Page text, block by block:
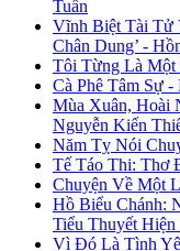
Tuấn
Vĩnh Biệt Tài Tử
Chân Dung’ -
Tôi Từng Là Một
Cà Phê Tâm Sự
Mùa Xuân, Hoài
Nguyễn Kiến
Năm Tỵ Nói
Tế Táo Thi: Thơ
Chuyện Về Một
Hồ Biểu Chánh:
Tiểu Thuyết
Vì Đó Là Tình